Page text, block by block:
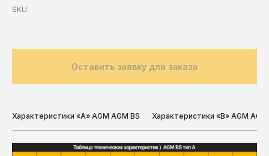
SKU:
Оставить заявку для заказа
Характеристики «A» AGM AGM BS Характеристики «B» AGM AGM